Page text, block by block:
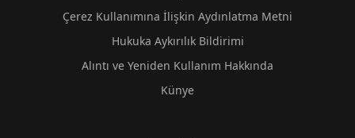
Çerez Kullanımına İlişkin Aydınlatma Metni
Hukuka Aykırılık Bildirimi
Alıntı ve Yeniden Kullanım Hakkında
Künye